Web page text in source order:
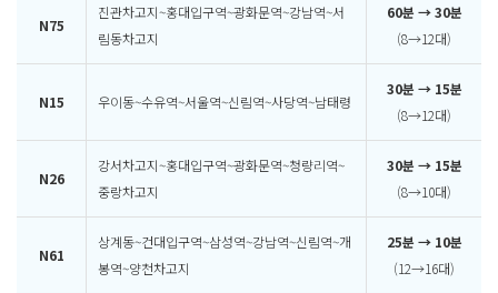
N75
진관차고지~홍대입구역~광화문역~강남역~서
림동차고지
60분 → 30분
(8→12대)
N15 우이동~수유역~서울역~신림역~사당역~남태령
30분 → 15분
(8→12대)
N26
강서차고지~홍대입구역~광화문역~청량리역~
중랑차고지
30분 → 15분
(8→10대)
N61
상계동~건대입구역~삼성역~강남역~신림역~개
봉역~양천차고지
25분 → 10분
(12→16대)